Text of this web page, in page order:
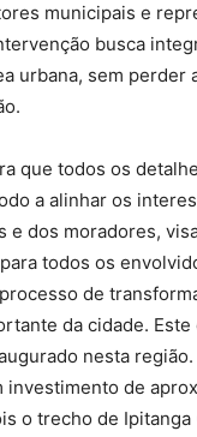
municipais e
busca
urbana, sem perder
que todos os
a alinhar os
e dos moradores,
todos os
de
da cidade. Este
nesta
investimento de
o trecho de Ipitanga